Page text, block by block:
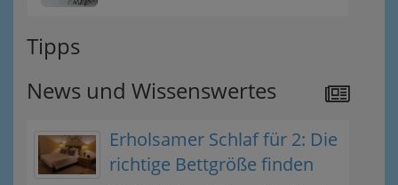
Tipps
News und Wissenswertes
Erholsamer Schlaf für 2: Die
richtige Bettgröße finden